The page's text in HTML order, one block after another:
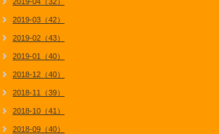
2019-03（42）
2019-02（43）
2019-01（40）
2018-12（40）
2018-11（39）
2018-10（41）
2018-09（40）